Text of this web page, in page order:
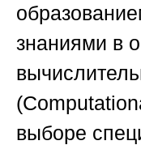
знаниями в
выборе